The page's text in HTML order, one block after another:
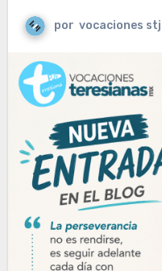
por vocaciones stj